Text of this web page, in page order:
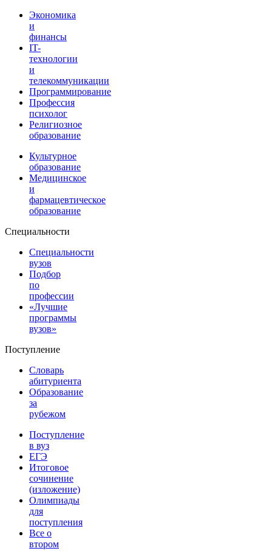
Экономика
и
финансы
IT-
технологии
и
телекоммуникации
Программирование
Профессия
психолог
Религиозное
образование
Культурное
образование
Медицинское
и
фармацевтическое
образование
Специальности
Специальности
вузов
Подбор
по
профессии
«Лучшие
программы
вузов»
Поступление
Словарь
абитуриента
Образование
за
рубежом
Поступление
в вуз
ЕГЭ
Итоговое
сочинение
(изложение)
Олимпиады
для
поступления
Все о
втором